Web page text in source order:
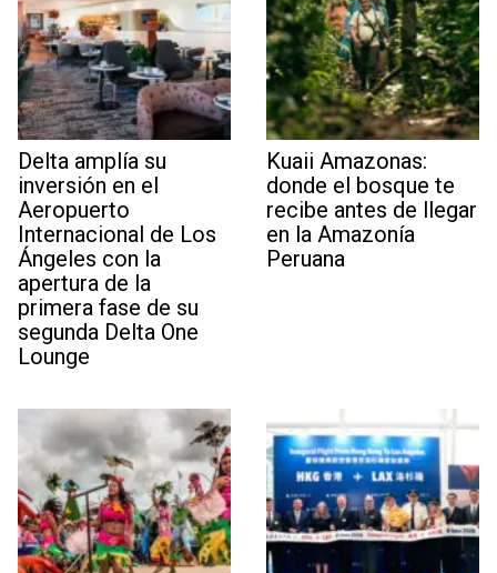
Delta amplía su
inversión en el
Aeropuerto
Internacional de Los
Ángeles con la
apertura de la
primera fase de su
segunda Delta One
Lounge
Kuaii Amazonas:
donde el bosque te
recibe antes de llegar
en la Amazonía
Peruana